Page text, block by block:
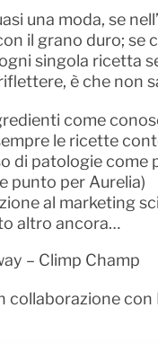
una moda, se
il grano duro; se
singola ricetta
è che non
come
le ricette
di patologie come
punto per Aurelia)
al marketing
altro ancora…
– Climp Champ
collaborazione con